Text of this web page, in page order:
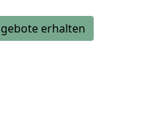
erhalten